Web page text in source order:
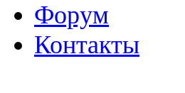
Форум
Контакты